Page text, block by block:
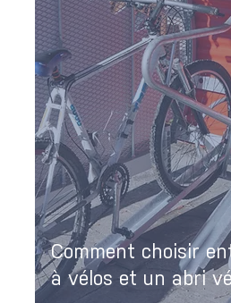
Comment choisir
à vélos et un abri